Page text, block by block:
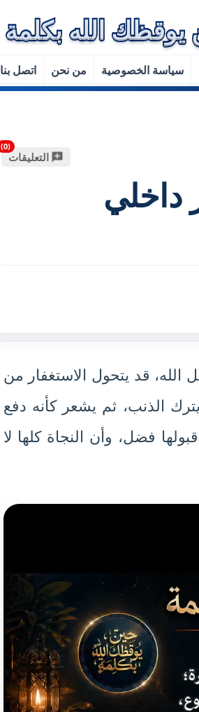
سياسة الخصوصية من نحن اتصل بنا
التعليقات
الله، قد يتحول الاستغفار من
الذنب، ثم يشعر كأنه دفع
فضل، وأن النجاة كلها لا